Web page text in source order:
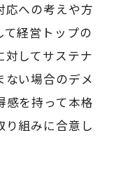
応への考えや方
経営トップの
対してサステナ
ない場合のデメ
感を持って本格
り組みに合意し